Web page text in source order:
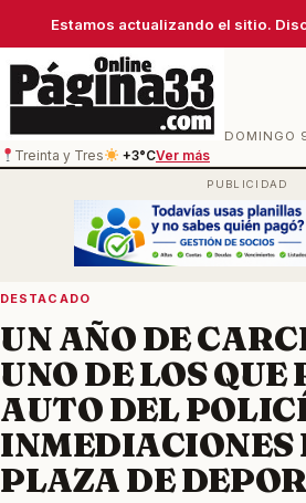
Estamos actualizando el sitio.
DOMINGO
Treinta y Tres
+3°CVer más
DESTACADO
UN AÑO DE
UNO DE LOS QUE
AUTO DEL
INMEDIACIONES
PLAZA DE